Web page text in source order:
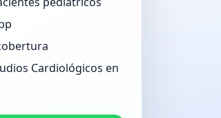
Cardiológicos en